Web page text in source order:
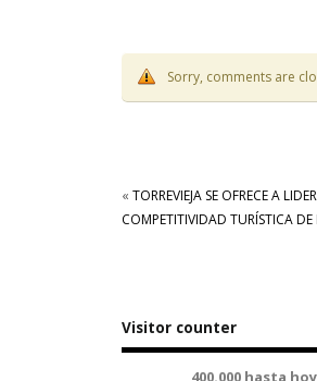
Sorry, comments are
« TORREVIEJA SE OFRECE A
COMPETITIVIDAD TURÍSTICA DE
Visitor counter
400.000 hasta hoy